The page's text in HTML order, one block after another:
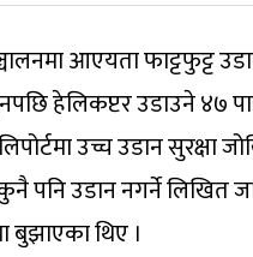
आएयता फाट्टफुट्ट
हेलिकप्टर उडाउने ४७
उच्च उडान सुरक्षा
पनि उडान नगर्ने लिखित
बुझाएका थिए ।